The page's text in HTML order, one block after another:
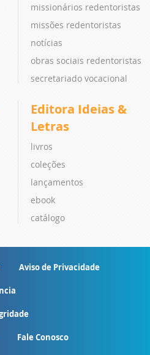
missionários redentoristas
missões redentoristas
notícias
obras sociais redentoristas
secretariado vocacional
Editora Ideias &
Letras
livros
coleções
lançamentos
ebook
catálogo
Aviso de Privacidade
Fale Conosco